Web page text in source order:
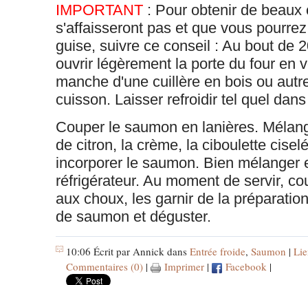
IMPORTANT : Pour obtenir de beaux
s'affaisseront pas et que vous
guise, suivre ce conseil : Au bout de
ouvrir légèrement la porte du four en
manche d'une cuillère en bois ou
cuisson. Laisser refroidir tel quel
Couper le saumon en lanières.
de citron, la crème, la ciboulette
incorporer le saumon. Bien mélanger
réfrigérateur. Au moment de servir,
aux choux, les garnir de la
de saumon et déguster.
10:06 Écrit par Annick dans Entrée froide, Saumon |
Commentaires (0) | Imprimer | Facebook |